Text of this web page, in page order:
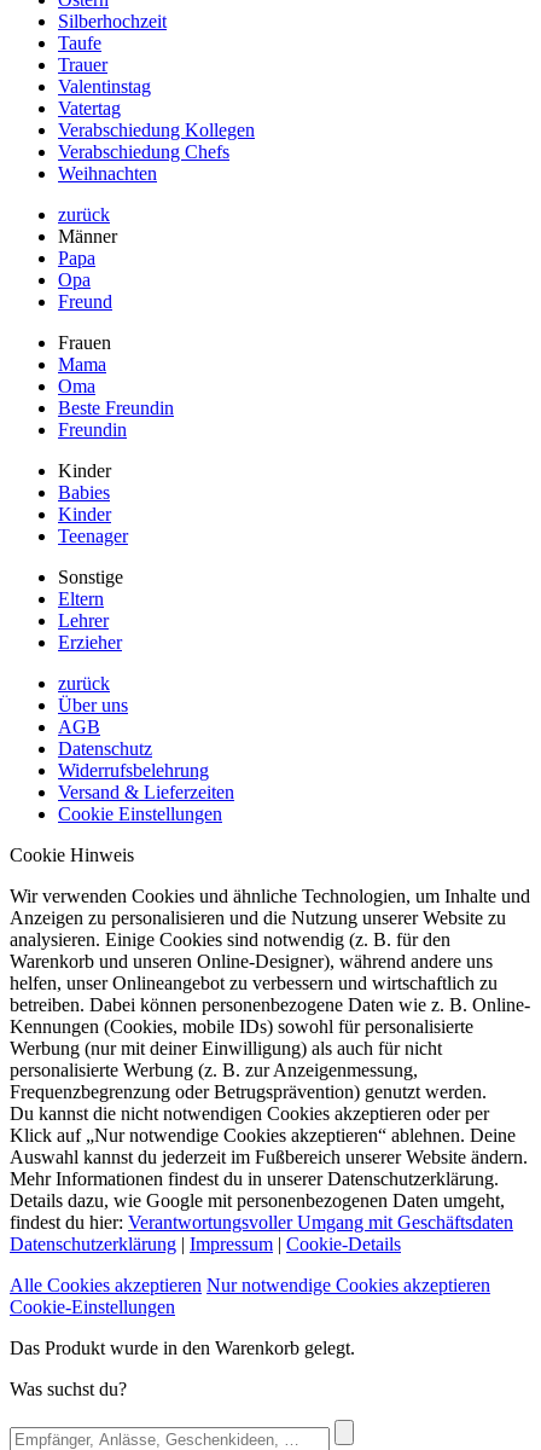
Silberhochzeit
Taufe
Trauer
Valentinstag
Vatertag
Verabschiedung Kollegen
Verabschiedung Chefs
Weihnachten
zurück
Männer
Papa
Opa
Freund
Frauen
Mama
Oma
Beste Freundin
Freundin
Kinder
Babies
Kinder
Teenager
Sonstige
Eltern
Lehrer
Erzieher
zurück
Über uns
AGB
Datenschutz
Widerrufsbelehrung
Versand & Lieferzeiten
Cookie Einstellungen
Cookie Hinweis
Wir verwenden Cookies und ähnliche Technologien, um Inhalte und
Anzeigen zu personalisieren und die Nutzung unserer Website zu
analysieren. Einige Cookies sind notwendig (z. B. für den
Warenkorb und unseren Online-Designer), während andere uns
helfen, unser Onlineangebot zu verbessern und wirtschaftlich zu
betreiben. Dabei können personenbezogene Daten wie z. B. Online-
Kennungen (Cookies, mobile IDs) sowohl für personalisierte
Werbung (nur mit deiner Einwilligung) als auch für nicht
personalisierte Werbung (z. B. zur Anzeigenmessung,
Frequenzbegrenzung oder Betrugsprävention) genutzt werden.
Du kannst die nicht notwendigen Cookies akzeptieren oder per
Klick auf „Nur notwendige Cookies akzeptieren“ ablehnen. Deine
Auswahl kannst du jederzeit im Fußbereich unserer Website ändern.
Mehr Informationen findest du in unserer Datenschutzerklärung.
Details dazu, wie Google mit personenbezogenen Daten umgeht,
findest du hier: Verantwortungsvoller Umgang mit Geschäftsdaten
Datenschutzerklärung | Impressum | Cookie-Details
Alle Cookies akzeptieren Nur notwendige Cookies akzeptieren
Cookie-Einstellungen
Das Produkt wurde in den Warenkorb gelegt.
Was suchst du?